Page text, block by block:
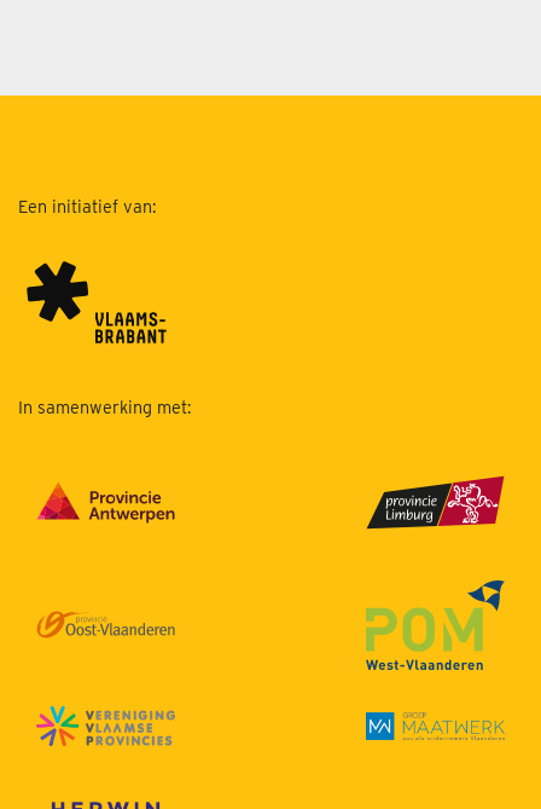
Een initiatief van:
In samenwerking met: